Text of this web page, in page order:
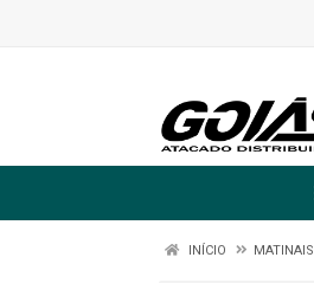
INÍCIO MATINAIS